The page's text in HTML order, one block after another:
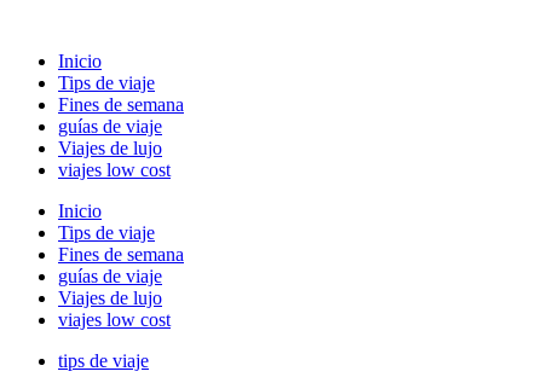
contenido
Inicio
Tips de viaje
Fines de semana
guías de viaje
Viajes de lujo
viajes low cost
Inicio
Tips de viaje
Fines de semana
guías de viaje
Viajes de lujo
viajes low cost
tips de viaje